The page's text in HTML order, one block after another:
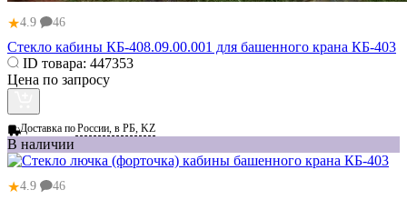
★4.9 46
Стекло кабины КБ-408.09.00.001 для башенного крана КБ-403
ID товара: 447353
Цена по запросу
Доставка поРоссии, в РБ, KZ
В наличии
★4.9 46